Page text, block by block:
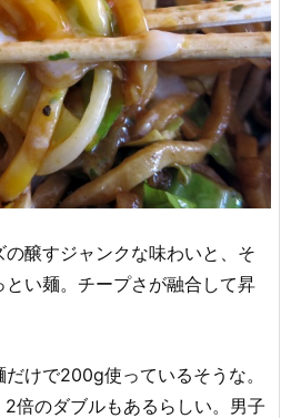
醸すジャンクな味わいと、そ
い麺。チープさが融合して昇
けで200g使っているそうな。
倍のダブルもあるらしい。男子